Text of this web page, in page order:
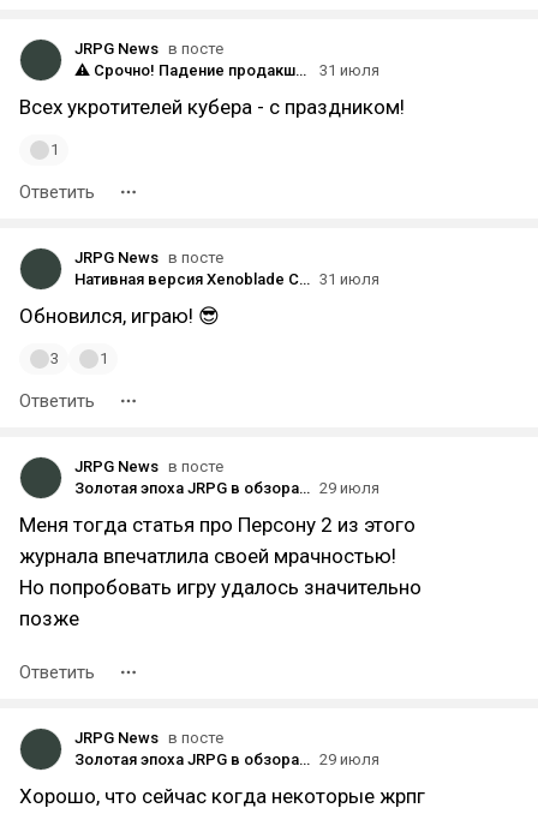
JRPG News в посте
⚠️ Срочно! Падение продакшена отменяется: С Днём сисадмина! 🎉
31 июля
Всех укротителей кубера - с праздником!
1
Ответить
JRPG News в посте
Нативная версия Xenoblade Chronicles 2 вышла на Switch 2 — с поддержкой 4K и 60 fps в режиме док-станции 31 июля
Обновился, играю! 😎
3 1
Ответить
JRPG News в посте
Золотая эпоха JRPG в обзорах русскоязычного игрожура! 29 июля
Меня тогда статья про Персону 2 из этого
журнала впечатлила своей мрачностью!
Но попробовать игру удалось значительно
позже
Ответить
JRPG News в посте
Золотая эпоха JRPG в обзорах русскоязычного игрожура! 29 июля
Хорошо, что сейчас когда некоторые жрпг